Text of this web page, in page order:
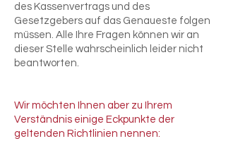
des Kassenvertrags und des
Gesetzgebers auf das Genaueste folgen
müssen. Alle Ihre Fragen können wir an
dieser Stelle wahrscheinlich leider nicht
beantworten.
Wir möchten Ihnen aber zu Ihrem
Verständnis einige Eckpunkte der
geltenden Richtlinien nennen: